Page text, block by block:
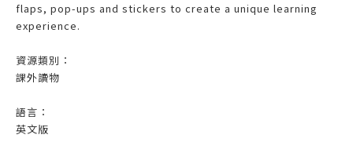
flaps, pop-ups and stickers to create a unique learning
experience.
資源類別：
課外讀物
語言：
英文版